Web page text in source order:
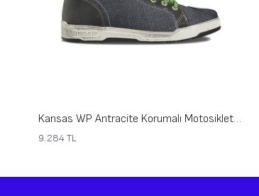
Kansas WP Antracite Korumalı Motosiklet Ayakkabısı
9.284TL